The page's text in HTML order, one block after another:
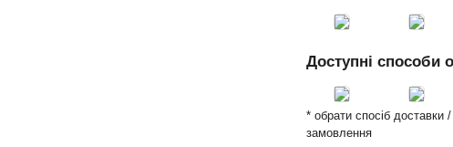
Доступні способи
* обрати спосіб
замовлення